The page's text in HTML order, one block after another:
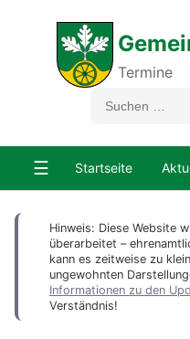
Termine
☰ Startseite
Hinweis: Diese Website
überarbeitet –
kann es zeitweise zu
ungewohnten
Informationen zu den
Verständnis!